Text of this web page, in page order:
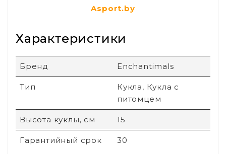
Asport.by
Характеристики
Бренд Enchantimals
Тип
Кукла, Кукла с
питомцем
Высота куклы, см 15
Гарантийный срок 30